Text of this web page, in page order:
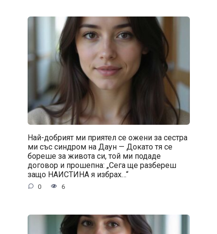
Най-добрият ми приятел се ожени за сестра
ми със синдром на Даун — Докато тя се
бореше за живота си, той ми подаде
договор и прошепна: „Сега ще разбереш
защо НАИСТИНА я избрах…“
0 6